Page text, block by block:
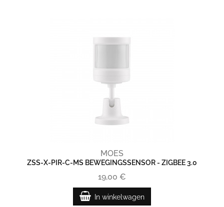
MOES
ZSS-X-PIR-C-MS BEWEGINGSSENSOR - ZIGBEE 3.0
19,00 €
In winkelwagen